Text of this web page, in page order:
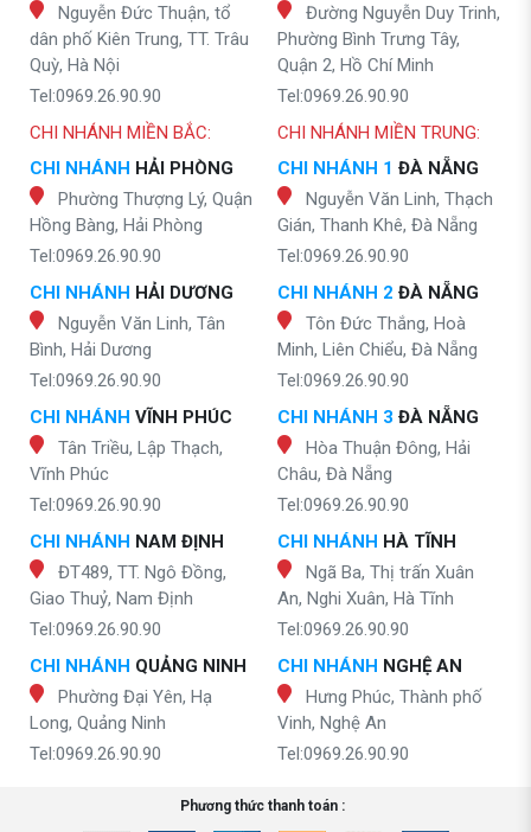
Nguyễn Đức Thuận, tổ
dân phố Kiên Trung, TT. Trâu
Quỳ, Hà Nội
Tel:0969.26.90.90
Đường Nguyễn Duy Trinh,
Phường Bình Trưng Tây,
Quận 2, Hồ Chí Minh
Tel:0969.26.90.90
CHI NHÁNH MIỀN BẮC:
CHI NHÁNH HẢI PHÒNG
Phường Thượng Lý, Quận
Hồng Bàng, Hải Phòng
Tel:0969.26.90.90
CHI NHÁNH HẢI DƯƠNG
Nguyễn Văn Linh, Tân
Bình, Hải Dương
Tel:0969.26.90.90
CHI NHÁNH VĨNH PHÚC
Tân Triều, Lập Thạch,
Vĩnh Phúc
Tel:0969.26.90.90
CHI NHÁNH NAM ĐỊNH
ĐT489, TT. Ngô Đồng,
Giao Thuỷ, Nam Định
Tel:0969.26.90.90
CHI NHÁNH QUẢNG NINH
Phường Đại Yên, Hạ
Long, Quảng Ninh
Tel:0969.26.90.90
CHI NHÁNH MIỀN TRUNG:
CHI NHÁNH 1 ĐÀ NẴNG
Nguyễn Văn Linh, Thạch
Gián, Thanh Khê, Đà Nẵng
Tel:0969.26.90.90
CHI NHÁNH 2 ĐÀ NẴNG
Tôn Đức Thắng, Hoà
Minh, Liên Chiểu, Đà Nẵng
Tel:0969.26.90.90
CHI NHÁNH 3 ĐÀ NẴNG
Hòa Thuận Đông, Hải
Châu, Đà Nẵng
Tel:0969.26.90.90
CHI NHÁNH HÀ TĨNH
Ngã Ba, Thị trấn Xuân
An, Nghi Xuân, Hà Tĩnh
Tel:0969.26.90.90
CHI NHÁNH NGHỆ AN
Hưng Phúc, Thành phố
Vinh, Nghệ An
Tel:0969.26.90.90
Phương thức thanh toán :